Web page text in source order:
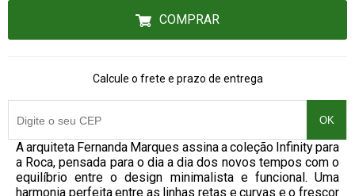
COMPRAR
Calcule o frete e prazo de entrega
OK
A arquiteta Fernanda Marques assina a coleção Infinity para
a Roca, pensada para o dia a dia dos novos tempos com o
equilíbrio entre o design minimalista e funcional. Uma
harmonia perfeita entre as linhas retas e curvas e o frescor